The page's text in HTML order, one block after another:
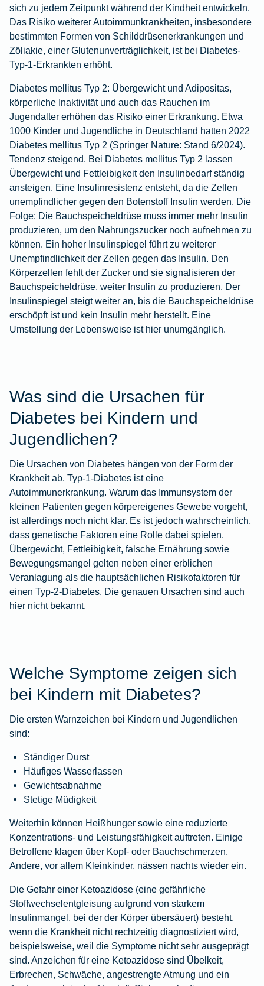
sich zu jedem Zeitpunkt während der Kindheit entwickeln.
Das Risiko weiterer Autoimmunkrankheiten, insbesondere
bestimmten Formen von Schilddrüsenerkrankungen und
Zöliakie, einer Glutenunverträglichkeit, ist bei Diabetes-
Typ-1-Erkrankten erhöht.
Diabetes mellitus Typ 2: Übergewicht und Adipositas,
körperliche Inaktivität und auch das Rauchen im
Jugendalter erhöhen das Risiko einer Erkrankung. Etwa
1000 Kinder und Jugendliche in Deutschland hatten 2022
Diabetes mellitus Typ 2 (Springer Nature: Stand 6/2024).
Tendenz steigend. Bei Diabetes mellitus Typ 2 lassen
Übergewicht und Fettleibigkeit den Insulinbedarf ständig
ansteigen. Eine Insulinresistenz entsteht, da die Zellen
unempfindlicher gegen den Botenstoff Insulin werden. Die
Folge: Die Bauchspeicheldrüse muss immer mehr Insulin
produzieren, um den Nahrungszucker noch aufnehmen zu
können. Ein hoher Insulinspiegel führt zu weiterer
Unempfindlichkeit der Zellen gegen das Insulin. Den
Körperzellen fehlt der Zucker und sie signalisieren der
Bauchspeicheldrüse, weiter Insulin zu produzieren. Der
Insulinspiegel steigt weiter an, bis die Bauchspeicheldrüse
erschöpft ist und kein Insulin mehr herstellt. Eine
Umstellung der Lebensweise ist hier unumgänglich.
Was sind die Ursachen für
Diabetes bei Kindern und
Jugendlichen?
Die Ursachen von Diabetes hängen von der Form der
Krankheit ab. Typ-1-Diabetes ist eine
Autoimmunerkrankung. Warum das Immunsystem der
kleinen Patienten gegen körpereigenes Gewebe vorgeht,
ist allerdings noch nicht klar. Es ist jedoch wahrscheinlich,
dass genetische Faktoren eine Rolle dabei spielen.
Übergewicht, Fettleibigkeit, falsche Ernährung sowie
Bewegungsmangel gelten neben einer erblichen
Veranlagung als die hauptsächlichen Risikofaktoren für
einen Typ-2-Diabetes. Die genauen Ursachen sind auch
hier nicht bekannt.
Welche Symptome zeigen sich
bei Kindern mit Diabetes?
Die ersten Warnzeichen bei Kindern und Jugendlichen
sind:
Ständiger Durst
Häufiges Wasserlassen
Gewichtsabnahme
Stetige Müdigkeit
Weiterhin können Heißhunger sowie eine reduzierte
Konzentrations- und Leistungsfähigkeit auftreten. Einige
Betroffene klagen über Kopf- oder Bauchschmerzen.
Andere, vor allem Kleinkinder, nässen nachts wieder ein.
Die Gefahr einer Ketoazidose (eine gefährliche
Stoffwechselentgleisung aufgrund von starkem
Insulinmangel, bei der der Körper übersäuert) besteht,
wenn die Krankheit nicht rechtzeitig diagnostiziert wird,
beispielsweise, weil die Symptome nicht sehr ausgeprägt
sind. Anzeichen für eine Ketoazidose sind Übelkeit,
Erbrechen, Schwäche, angestrengte Atmung und ein